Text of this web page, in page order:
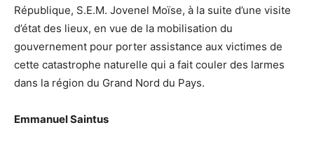
République, S.E.M. Jovenel Moïse, à la suite d’une visite
d’état des lieux, en vue de la mobilisation du
gouvernement pour porter assistance aux victimes de
cette catastrophe naturelle qui a fait couler des larmes
dans la région du Grand Nord du Pays.
Emmanuel Saintus